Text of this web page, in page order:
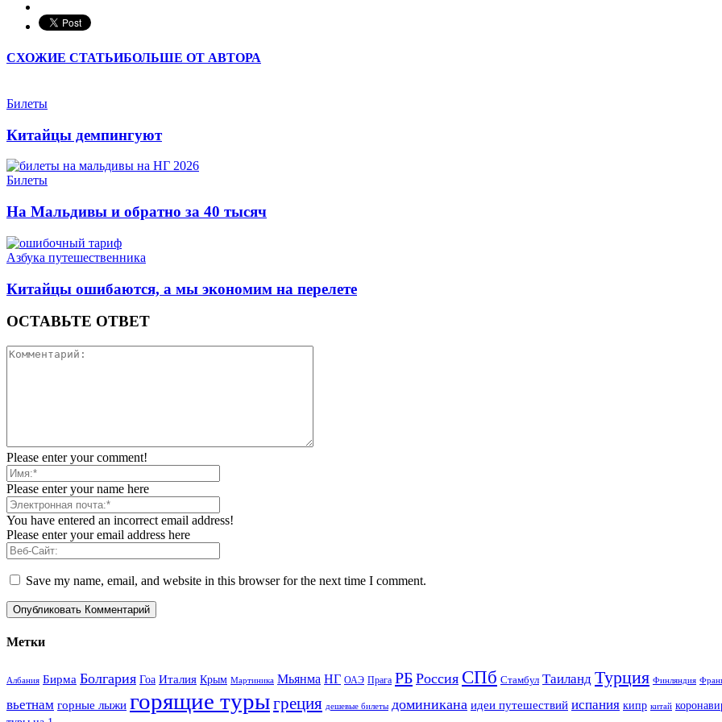
СХОЖИЕ СТАТЬИБОЛЬШЕ ОТ АВТОРА
Билеты
Китайцы демпингуют
Билеты
На Мальдивы и обратно за 40 тысяч
Азбука путешественника
Китайцы ошибаются, а мы экономим на перелете
ОСТАВЬТЕ ОТВЕТ
Please enter your comment!
Please enter your name here
You have entered an incorrect email address!
Please enter your email address here
Save my name, email, and website in this browser for the next time I comment.
Метки
Албания Бирма Болгария Гоа Италия Крым Мартиника Мьянма НГ ОАЭ Прага РБ Россия СПб Стамбул Таиланд Турция Финляндия
вьетнам горные лыжи горящие турыгреция дешевые билеты доминикана идеи путешествий испания кипр китай